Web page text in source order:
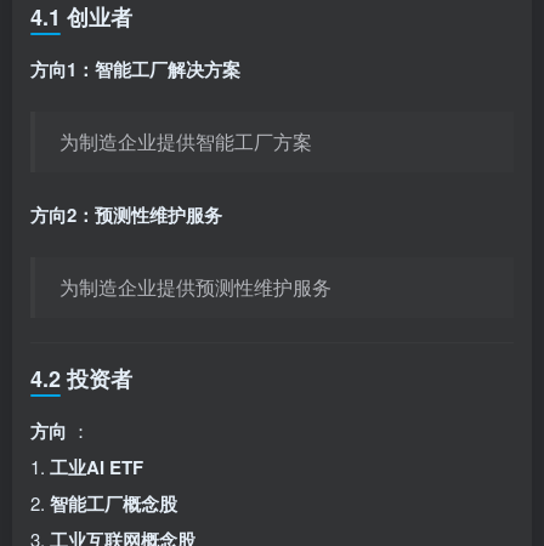
4.1 创业者
方向1：智能工厂解决方案
为制造企业提供智能工厂方案
方向2：预测性维护服务
为制造企业提供预测性维护服务
4.2 投资者
方向 ：
1. 工业AI ETF
2. 智能工厂概念股
3. 工业互联网概念股